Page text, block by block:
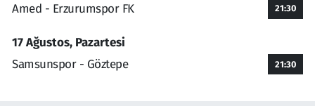
Amed - Erzurumspor FK 21:30
17 Ağustos, Pazartesi
Samsunspor - Göztepe
21:30